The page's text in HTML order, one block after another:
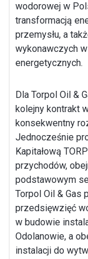
wodorowej w
transformacją
przemysłu, a
wykonawczych
energetycznych.
Dla Torpol Oil &
kolejny kontrakt
konsekwentny
Jednocześnie
Kapitałową
przychodów,
podstawowym
Torpol Oil & Gas
przedsięwzięć
w budowie
Odolanowie, a
instalacji do